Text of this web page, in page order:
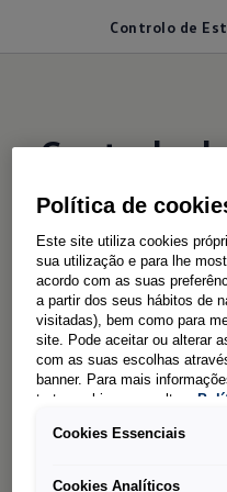
Controlo de
Controlo
Eletrónico
Consegue
individuais
Este sistema pode
para cada roda.
Política de
Este site utiliza cookies
sua utilização e para lhe
acordo com as suas
a partir dos seus hábitos de
visitadas), bem como para
site. Pode aceitar ou alterar
com as suas escolhas
banner. Para mais
trata cookies, consulte a
Cookies Essenciais
Cookies Analíticos